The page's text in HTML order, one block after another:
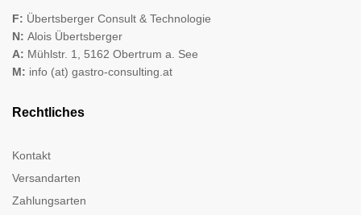
F: Übertsberger Consult & Technologie
N: Alois Übertsberger
A: Mühlstr. 1, 5162 Obertrum a. See
M: info (at) gastro-consulting.at
Rechtliches
Kontakt
Versandarten
Zahlungsarten